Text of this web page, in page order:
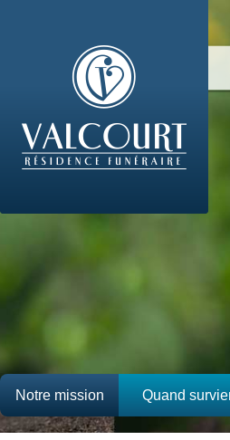
Notre mission Quand